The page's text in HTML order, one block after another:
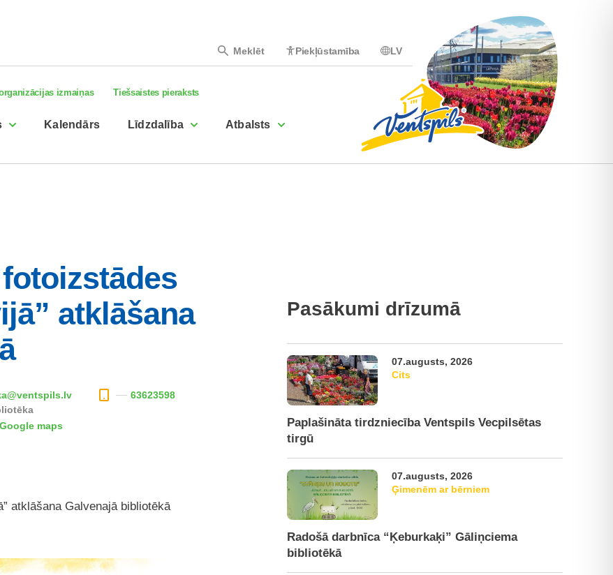
Meklēt Piekļūstamība LV
izmaiņas Tiešsaistes pieraksts
Kalendārs Līdzdalība Atbalsts
atklāšana
63623598
maps
atklāšana Galvenajā bibliotēkā
Pasākumi drīzumā
07.augusts, 2026
Cits
Paplašināta tirdzniecība Ventspils Vecpilsētas
tirgū
07.augusts, 2026
Ģimenēm ar bērniem
Radošā darbnīca “Ķeburkaķi” Gāliņciema
bibliotēkā